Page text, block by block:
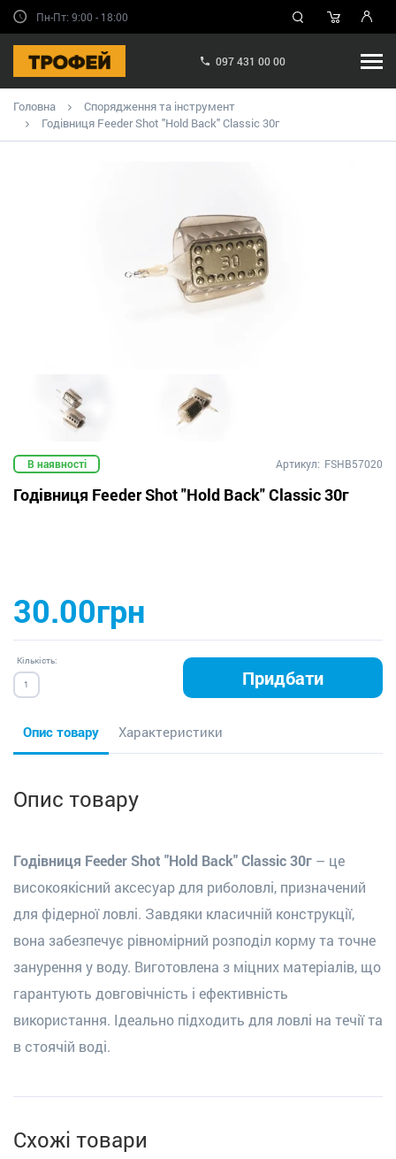
Пн-Пт: 9:00 - 18:00
097 431 00 00
Головна
Спорядження та інструмент
Годівниця Feeder Shot "Hold Back" Classic 30г
В наявності Артикул: FSHB57020
Годівниця Feeder Shot "Hold Back" Classic 30г
30.00грн
Кількість:
Придбати
Опис товару Характеристики
Опис товару
Годівниця Feeder Shot "Hold Back" Classic 30г – це
високоякісний аксесуар для риболовлі, призначений
для фідерної ловлі. Завдяки класичній конструкції,
вона забезпечує рівномірний розподіл корму та точне
занурення у воду. Виготовлена з міцних матеріалів, що
гарантують довговічність і ефективність
використання. Ідеально підходить для ловлі на течії та
в стоячій воді.
Схожі товари